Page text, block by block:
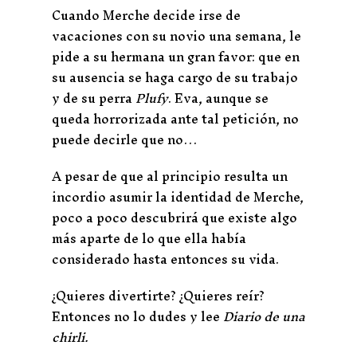
Cuando Merche decide irse de
vacaciones con su novio una semana, le
pide a su hermana un gran favor: que en
su ausencia se haga cargo de su trabajo
y de su perraPlufy. Eva, aunque se
queda horrorizada ante tal petición, no
puede decirle que no…
A pesar de que al principio resulta un
incordio asumir la identidad de Merche,
poco a poco descubrirá que existe algo
más aparte de lo que ella había
considerado hasta entonces su vida.
¿Quieres divertirte? ¿Quieres reír?
Entonces no lo dudes y leeDiario de una
chirli.